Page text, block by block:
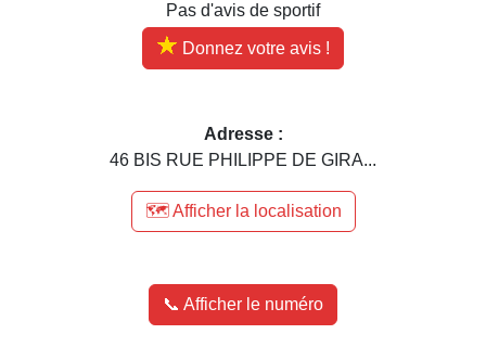
Pas d'avis de sportif
Donnez votre avis !
Adresse :
46 BIS RUE PHILIPPE DE GIRA...
🗺️ Afficher la localisation
📞 Afficher le numéro